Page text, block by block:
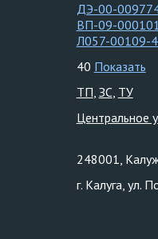
ДЭ-00-
ВП-09-
Л057-00109-
40 Показать
ТП ЗС ТУ
Центральное
248001,
г. Калуга, ул.